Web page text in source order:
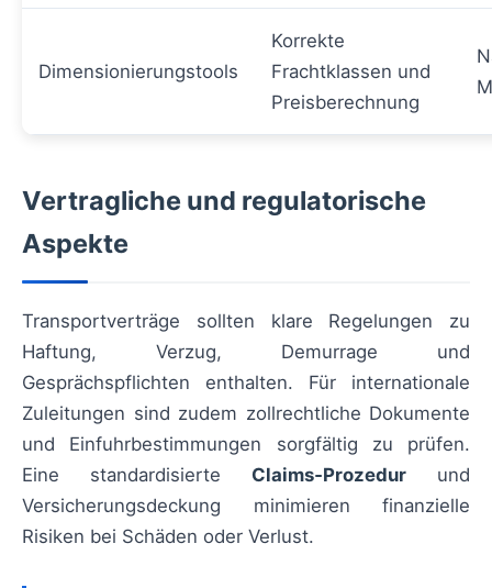
Dimensionierungstools
Korrekte
Frachtklassen und
Preisberechnung
Vertragliche und regulatorische
Aspekte
Transportverträge sollten klare Regelungen zu
Haftung, Verzug, Demurrage und
Gesprächspflichten enthalten. Für internationale
Zuleitungen sind zudem zollrechtliche Dokumente
und Einfuhrbestimmungen sorgfältig zu prüfen.
Eine standardisierte Claims‑Prozedur und
Versicherungsdeckung minimieren finanzielle
Risiken bei Schäden oder Verlust.